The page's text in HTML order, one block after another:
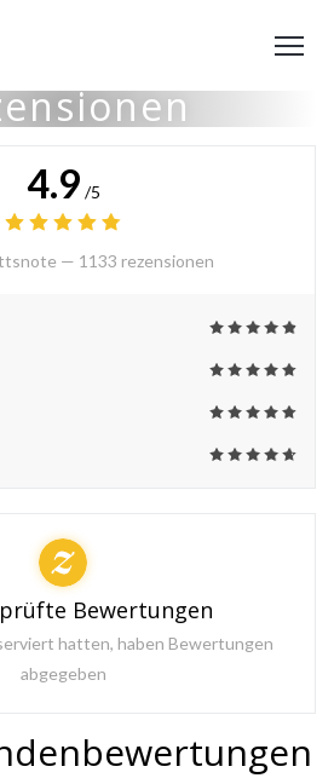
4.9 /5
— 1133 rezensionen
Bewertungen
hatten, haben Bewertungen
abgegeben